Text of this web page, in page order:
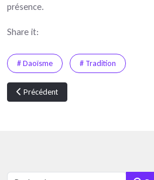
présence.
Share it:
# Daoïsme # Tradition
Article précédent : 🌌 L’homme qui rêvait
Précédent